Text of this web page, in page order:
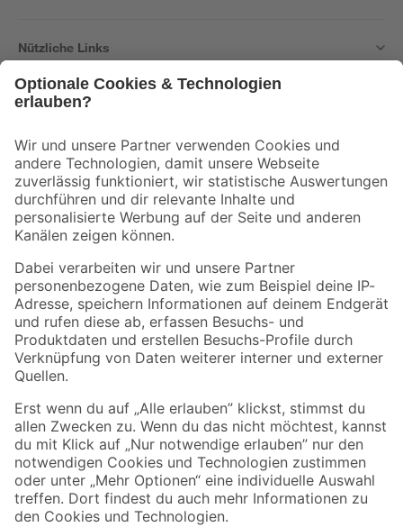
Nützliche Links
Der toom Newsletter: Keine Angebote und Aktionen mehr verpassen!
Zur Newsletter Anmeldung
Folge uns
Zahlungsarten Versandarten
Sicher einkaufen
Jetzt die toom-App herunterladen